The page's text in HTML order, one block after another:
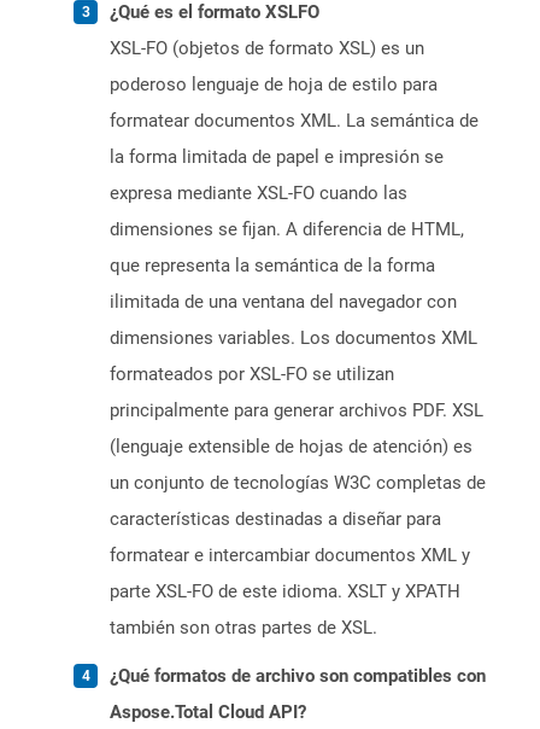
¿Qué es el formato XSLFO
XSL-FO (objetos de formato XSL) es un
poderoso lenguaje de hoja de estilo para
formatear documentos XML. La semántica de
la forma limitada de papel e impresión se
expresa mediante XSL-FO cuando las
dimensiones se fijan. A diferencia de HTML,
que representa la semántica de la forma
ilimitada de una ventana del navegador con
dimensiones variables. Los documentos XML
formateados por XSL-FO se utilizan
principalmente para generar archivos PDF. XSL
(lenguaje extensible de hojas de atención) es
un conjunto de tecnologías W3C completas de
características destinadas a diseñar para
formatear e intercambiar documentos XML y
parte XSL-FO de este idioma. XSLT y XPATH
también son otras partes de XSL.
¿Qué formatos de archivo son compatibles con
Aspose.Total Cloud API?